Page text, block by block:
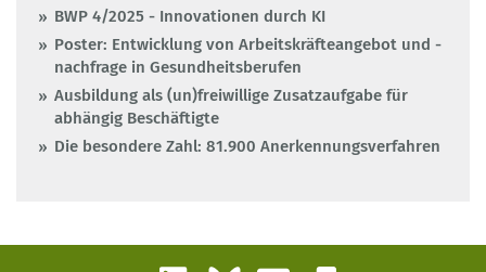
BWP 4/2025 - Innovationen durch KI
Poster: Entwicklung von Arbeitskräfteangebot und -
nachfrage in Gesundheitsberufen
Ausbildung als (un)freiwillige Zusatzaufgabe für
abhängig Beschäftigte
Die besondere Zahl: 81.900 Anerkennungsverfahren